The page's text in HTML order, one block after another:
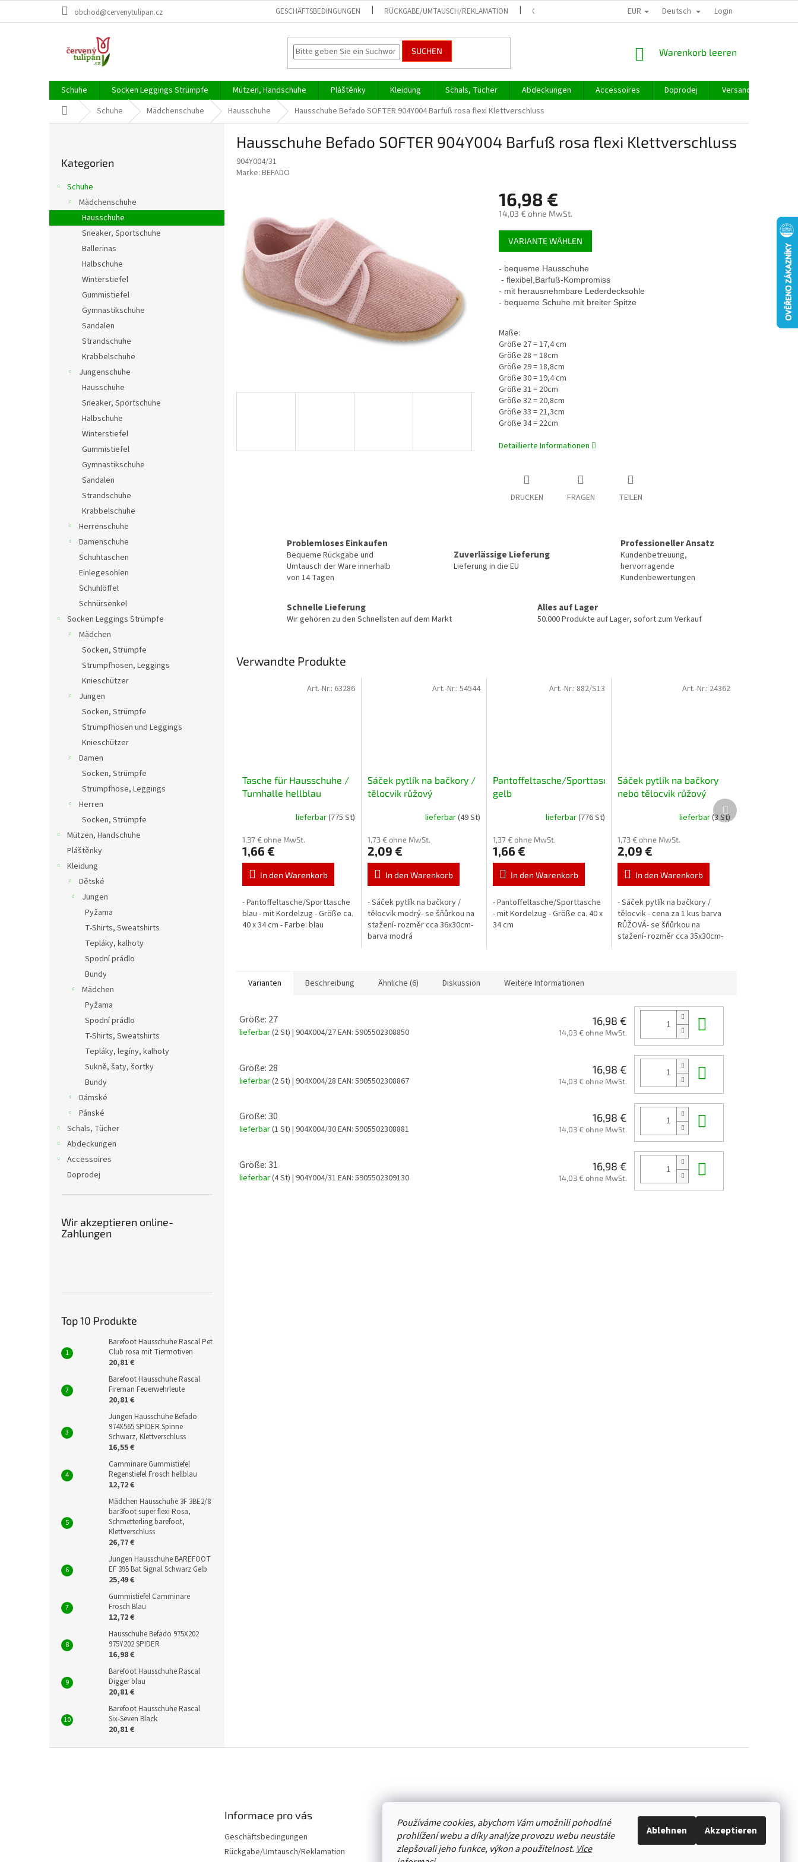
Používáme cookies, abychom Vám umožnili pohodlné
prohlížení webu a díky analýze provozu webu neustále
zlepšovali jeho funkce, výkon a použitelnost. Více
Ablehnen Akzeptieren
obchod@cervenytulipan.cz GESCHÄFTSBEDINGUNGEN RÜCKGABE/UMTAUSCH/REKLAMATION GROSSHANDEL EUR Deutsch Login
SUCHEN WARENKORB
Warenkorb leeren
Schuhe Socken Leggings Strümpfe Mützen, Handschuhe Pláštěnky Kleidung Schals, Tücher Abdeckungen Accessoires Doprodej
Versand und Zahlung
StartseiteSchuhe Mädchenschuhe Hausschuhe Hausschuhe Befado SOFTER 904Y004 Barfuß rosa flexi Klettverschluss
l
überspringen
Kategorien
Schuhe
Mädchenschuhe
Hausschuhe
Sneaker, Sportschuhe
Ballerinas
Halbschuhe
Winterstiefel
Gummistiefel
Gymnastikschuhe
Sandalen
Strandschuhe
Krabbelschuhe
Jungenschuhe
Hausschuhe
Sneaker, Sportschuhe
Halbschuhe
Winterstiefel
Gummistiefel
Gymnastikschuhe
Sandalen
Strandschuhe
Krabbelschuhe
Herrenschuhe
Damenschuhe
Schuhtaschen
Einlegesohlen
Schuhlöffel
Schnürsenkel
Socken Leggings Strümpfe
Mädchen
Socken, Strümpfe
Strumpfhosen, Leggings
Knieschützer
Jungen
Socken, Strümpfe
Strumpfhosen und Leggings
Knieschützer
Damen
Socken, Strümpfe
Strumpfhose, Leggings
Herren
Socken, Strümpfe
Mützen, Handschuhe
Pláštěnky
Kleidung
Dětské
Jungen
Pyžama
T-Shirts, Sweatshirts
Tepláky, kalhoty
Spodní prádlo
Bundy
Mädchen
Pyžama
Spodní prádlo
T-Shirts, Sweatshirts
Tepláky, legíny, kalhoty
Sukně, šaty, šortky
Bundy
Dámské
Pánské
Schals, Tücher
Abdeckungen
Accessoires
Doprodej
Wir akzeptieren online-
Zahlungen
Top 10 Produkte
Barefoot Hausschuhe Rascal Pet
Club rosa mit Tiermotiven
20,81 €
Barefoot Hausschuhe Rascal
Fireman Feuerwehrleute
20,81 €
Jungen Hausschuhe Befado
974X565 SPIDER Spinne
Schwarz, Klettverschluss
16,55 €
Camminare Gummistiefel
Regenstiefel Frosch hellblau
12,72 €
Mädchen Hausschuhe 3F 3BE2/8
bar3foot super flexi Rosa,
Schmetterling barefoot,
Klettverschluss
26,77 €
Jungen Hausschuhe BAREFOOT
EF 395 Bat Signal Schwarz Gelb
25,49 €
Gummistiefel Camminare
Frosch Blau
12,72 €
Hausschuhe Befado 975X202
975Y202 SPIDER
16,98 €
Barefoot Hausschuhe Rascal
Digger blau
20,81 €
Barefoot Hausschuhe Rascal
Six-Seven Black
20,81 €
Hausschuhe Befado SOFTER 904Y004 Barfuß rosa flexi Klettverschluss
904Y004/31
Marke: BEFADO
16,98 €
14,03 € ohne MwSt.
Verkaufspreis:
VARIANTE WÄHLEN
- bequeme Hausschuhe
- flexibel,Barfuß-Kompromiss
- mit herausnehmbare Lederdecksohle
- bequeme Schuhe mit breiter Spitze
Maße:
Größe 27 = 17,4 cm
Größe 28 = 18cm
Größe 29 = 18,8cm
Größe 30 = 19,4 cm
Größe 31 = 20cm
Größe 32 = 20,8cm
Größe 33 = 21,3cm
Größe 34 = 22cm
Detaillierte Informationen
DRUCKEN FRAGEN TEILEN
Problemloses Einkaufen
Bequeme Rückgabe und
Umtausch der Ware innerhalb
von 14 Tagen
Zuverlässige Lieferung
Lieferung in die EU
Professioneller Ansatz
Kundenbetreuung,
hervorragende
Kundenbewertungen
Schnelle Lieferung
Wir gehören zu den Schnellsten auf dem Markt
Alles auf Lager
50.000 Produkte auf Lager, sofort zum Verkauf
Verwandte Produkte
Tasche für Hausschuhe /
Turnhalle hellblau
lieferbar(775 St)
1,37 € ohne MwSt.
1,66 €
In den Warenkorb
- Pantoffeltasche/Sporttasche
blau - mit Kordelzug - Größe ca.
40 x 34 cm - Farbe: blau
Art.-Nr.: 63286
Sáček pytlík na bačkory /
tělocvik růžový
lieferbar(49 St)
1,73 € ohne MwSt.
2,09 €
In den Warenkorb
- Sáček pytlík na bačkory /
tělocvik modrý- se šňůrkou na
stažení- rozměr cca 36x30cm-
barva modrá
Art.-Nr.: 54544
Pantoffeltasche/Sporttasche
gelb
lieferbar(776 St)
1,37 € ohne MwSt.
1,66 €
In den Warenkorb
- Pantoffeltasche/Sporttasche
- mit Kordelzug - Größe ca. 40 x
34 cm
Art.-Nr.: 882/S13
Sáček pytlík na bačkory
nebo tělocvik růžový
lieferbar(3 St)
1,73 € ohne MwSt.
2,09 €
In den Warenkorb
- Sáček pytlík na bačkory /
tělocvik - cena za 1 kus barva
RŮŽOVÁ- se šňůrkou na
stažení- rozměr cca 35x30cm-
Art.-Nr.: 24362
Nächstes
Produkt
Varianten Beschreibung Ähnliche (6) Diskussion Weitere Informationen
Größe: 27
lieferbar(2 St) | 904X004/27EAN: 5905502308850
16,98 €
14,03 € ohne MwSt.
Größe: 28
lieferbar(2 St) | 904X004/28 EAN: 5905502308867
16,98 €
14,03 € ohne MwSt.
Größe: 30
lieferbar(1 St) | 904X004/30EAN: 5905502308881
16,98 €
14,03 € ohne MwSt.
Größe: 31
lieferbar(4 St) | 904Y004/31 EAN: 5905502309130
16,98 €
14,03 € ohne MwSt.
Informace pro vás
Geschäftsbedingungen
Rückgabe/Umtausch/Reklamation